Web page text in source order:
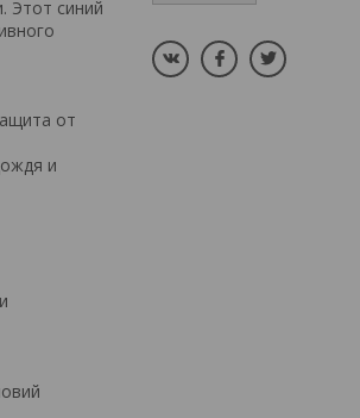
Этот синий
от
и